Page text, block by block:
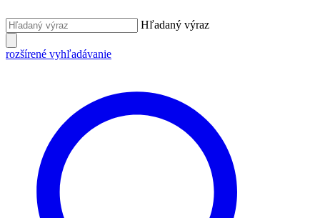
Hľadaný výraz
rozšírené vyhľadávanie